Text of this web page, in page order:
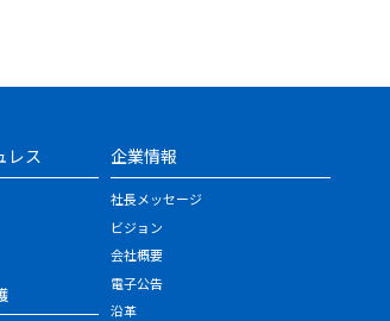
レス 企業情報
社長メッセージ
ビジョン
会社概要
電子公告
沿革